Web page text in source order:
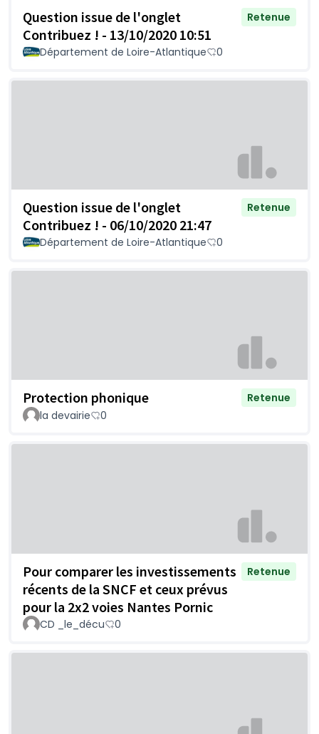
Question issue de l'onglet
Contribuez ! - 13/10/2020 10:51
Retenue
Département de Loire-Atlantique 0
Question issue de l'onglet
Contribuez ! - 06/10/2020 21:47
Retenue
Département de Loire-Atlantique 0
Protection phonique
Retenue
la devairie
0
Pour comparer les investissements
récents de la SNCF et ceux prévus
pour la 2x2 voies Nantes Pornic
Retenue
CD _le_décu 0